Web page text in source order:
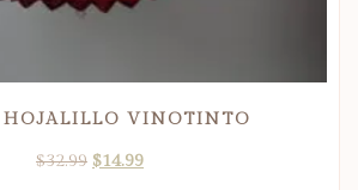
HOJALILLO VINOTINTO
$32.99 $14.99